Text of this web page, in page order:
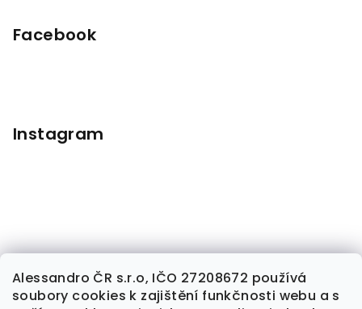
Alessandro ČR s.r.o, IČO 27208672 používá
soubory cookies k zajištění funkčnosti webu a s
Facebook
Instagram
Sledovat na Instagramu